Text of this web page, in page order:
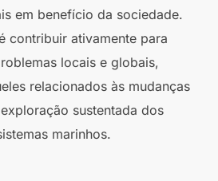
em benefício da sociedade.
contribuir ativamente para
locais e globais,
relacionados às mudanças
sustentada dos
marinhos.